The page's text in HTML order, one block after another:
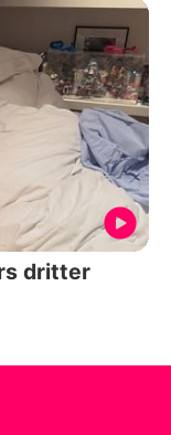
dritter